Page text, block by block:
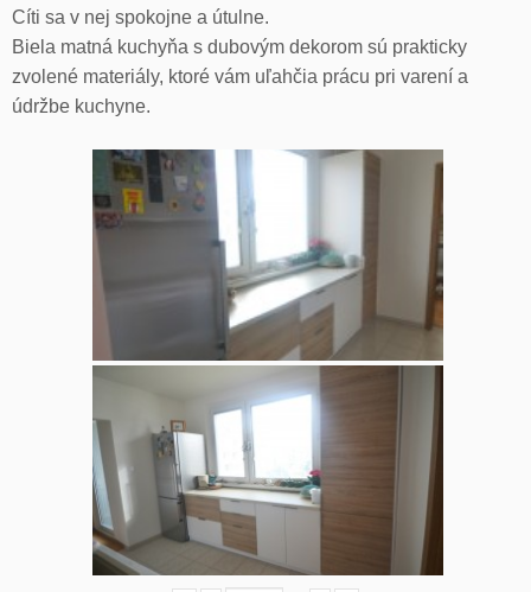
Cíti sa v nej spokojne a útulne.
Biela matná kuchyňa s dubovým dekorom sú prakticky
zvolené materiály, ktoré vám uľahčia prácu pri varení a
údržbe kuchyne.